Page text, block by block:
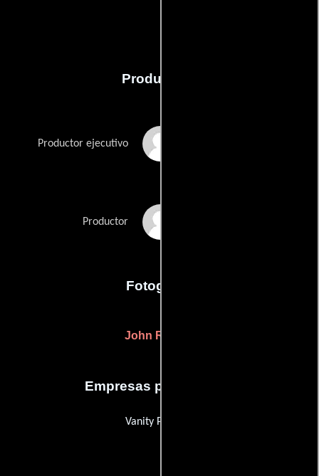
Producción
Productor ejecutivo
Productor
Fotografia
John Rogers
Empresas productoras
Vanity Projects